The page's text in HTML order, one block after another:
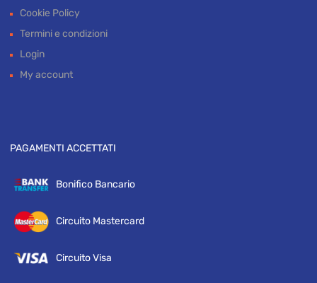
Cookie Policy
Termini e condizioni
Login
My account
PAGAMENTI ACCETTATI
Bonifico Bancario
Circuito Mastercard
Circuito Visa